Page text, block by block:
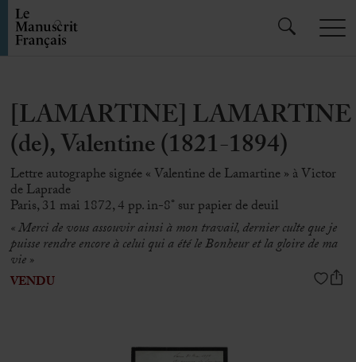
[LAMARTINE] LAMARTINE
(de), Valentine (1821-1894)
Lettre autographe signée « Valentine de Lamartine » à Victor
de Laprade
Paris, 31 mai 1872, 4 pp. in-8° sur papier de deuil
« Merci de vous assouvir ainsi à mon travail, dernier culte que je
puisse rendre encore à celui qui a été le Bonheur et la gloire de ma
vie »
VENDU